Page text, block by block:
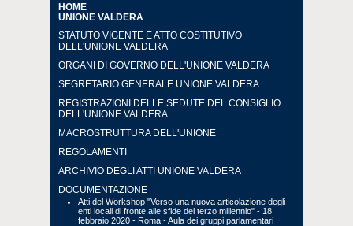
HOME
UNIONE VALDERA
STATUTO VIGENTE E ATTO COSTITUTIVO
DELL'UNIONE VALDERA
ORGANI DI GOVERNO DELL'UNIONE VALDERA
SEGRETARIO GENERALE UNIONE VALDERA
REGISTRAZIONI DELLE SEDUTE DEL CONSIGLIO
DELL'UNIONE VALDERA
MACROSTRUTTURA DELL'UNIONE
REGOLAMENTI
ARCHIVIO DEGLI ATTI UNIONE VALDERA
DOCUMENTAZIONE
Atti del Workshop "Verso una nuova articolazione degli
enti locali di fronte alle sfide del terzo millennio" - 18
febbraio 2020 - Roma - Aula dei gruppi parlamentari